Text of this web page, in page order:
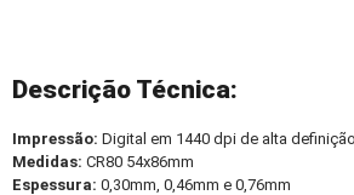
Descrição Técnica:
Impressão: Digital em 1440 dpi de alta
Medidas: CR80 54x86mm
Espessura: 0,30mm, 0,46mm e 0,76mm